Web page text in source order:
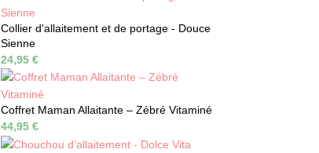
Collier d'allaitement et de portage - Douce
Sienne
24,95 €
Coffret Maman Allaitante – Zébré Vitaminé
44,95 €